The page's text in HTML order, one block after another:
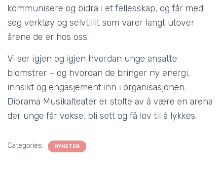
kommunisere og bidra i et fellesskap, og får med
seg verktøy og selvtillit som varer langt utover
årene de er hos oss.
Vi ser igjen og igjen hvordan unge ansatte
blomstrer – og hvordan de bringer ny energi,
innsikt og engasjement inn i organisasjonen.
Diorama Musikalteater er stolte av å være en arena
der unge får vokse, bli sett og få lov til å lykkes.
Categories: NYHETER